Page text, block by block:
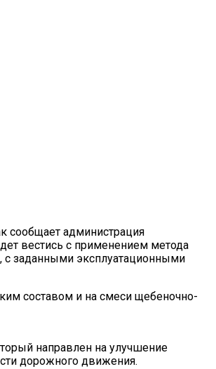
сообщает администрация
вестись с применением метода
с заданными эксплуатационными
составом и на смеси щебеночно-
направлен на улучшение
дорожного движения.